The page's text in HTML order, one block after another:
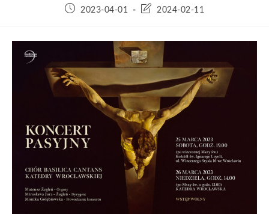
2023-04-01 2024-02-11